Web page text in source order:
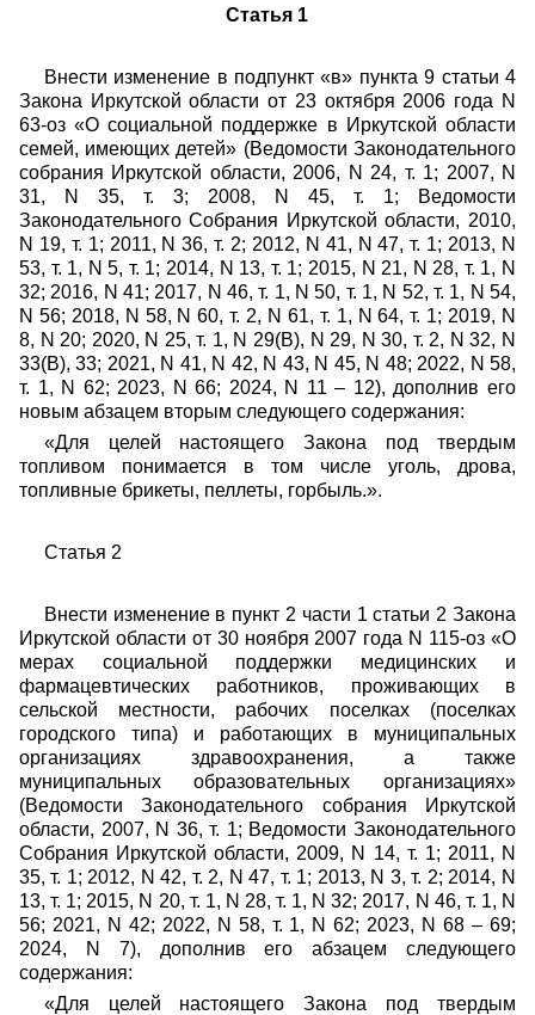
Статья 1
Внести изменение в подпункт «в» пункта 9 статьи 4
Закона Иркутской области от 23 октября 2006 года N
63-оз «О социальной поддержке в Иркутской области
семей, имеющих детей» (Ведомости Законодательного
собрания Иркутской области, 2006, N 24, т. 1; 2007, N
31, N 35, т. 3; 2008, N 45, т. 1; Ведомости
Законодательного Собрания Иркутской области, 2010,
N 19, т. 1; 2011, N 36, т. 2; 2012, N 41, N 47, т. 1; 2013, N
53, т. 1, N 5, т. 1; 2014, N 13, т. 1; 2015, N 21, N 28, т. 1, N
32; 2016, N 41; 2017, N 46, т. 1, N 50, т. 1, N 52, т. 1, N 54,
N 56; 2018, N 58, N 60, т. 2, N 61, т. 1, N 64, т. 1; 2019, N
8, N 20; 2020, N 25, т. 1, N 29(В), N 29, N 30, т. 2, N 32, N
33(В),33; 2021, N 41, N 42, N 43, N 45, N 48; 2022, N 58,
т. 1, N 62; 2023, N 66; 2024, N 11 – 12), дополнив его
новым абзацем вторым следующего содержания:
«Для целей настоящего Закона под твердым
топливом понимается в том числе уголь, дрова,
топливные брикеты, пеллеты, горбыль.».
Статья 2
Внести изменение в пункт 2 части 1 статьи 2 Закона
Иркутской области от 30 ноября 2007 года N 115-оз «О
мерах социальной поддержки медицинских и
фармацевтических работников, проживающих в
сельской местности, рабочих поселках (поселках
городского типа) и работающих в муниципальных
организациях здравоохранения, а также
муниципальных образовательных организациях»
(Ведомости Законодательного собрания Иркутской
области, 2007, N 36, т. 1; Ведомости Законодательного
Собрания Иркутской области, 2009, N 14, т. 1; 2011, N
35, т. 1; 2012, N 42, т. 2, N 47, т. 1; 2013, N 3, т. 2; 2014, N
13, т. 1; 2015, N 20, т. 1, N 28, т. 1, N 32; 2017, N 46, т. 1, N
56; 2021, N 42; 2022, N 58, т. 1, N 62; 2023, N 68 – 69;
2024, N 7), дополнив его абзацем следующего
содержания:
«Для целей настоящего Закона под твердым